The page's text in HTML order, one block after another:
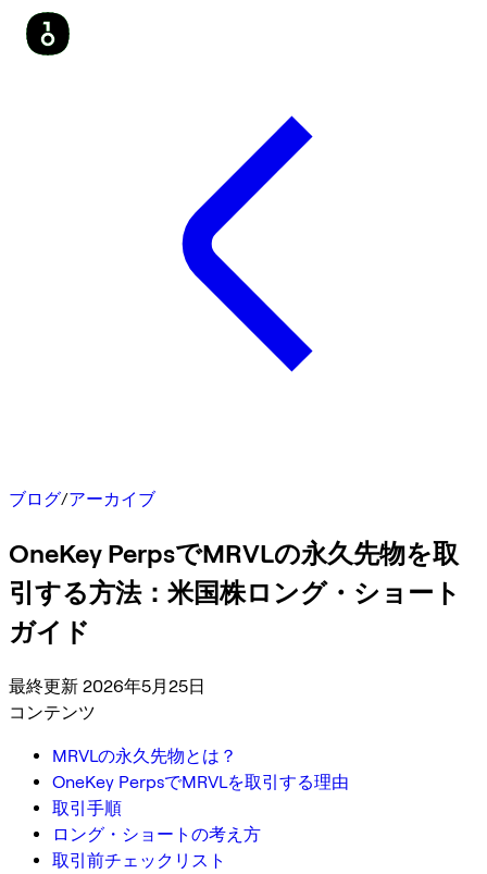
ブログ/アーカイブ
OneKey PerpsでMRVLの永久先物を取
引する方法：米国株ロング・ショート
ガイド
最終更新 2026年5月25日
コンテンツ
MRVLの永久先物とは？
OneKey PerpsでMRVLを取引する理由
取引手順
ロング・ショートの考え方
取引前チェックリスト